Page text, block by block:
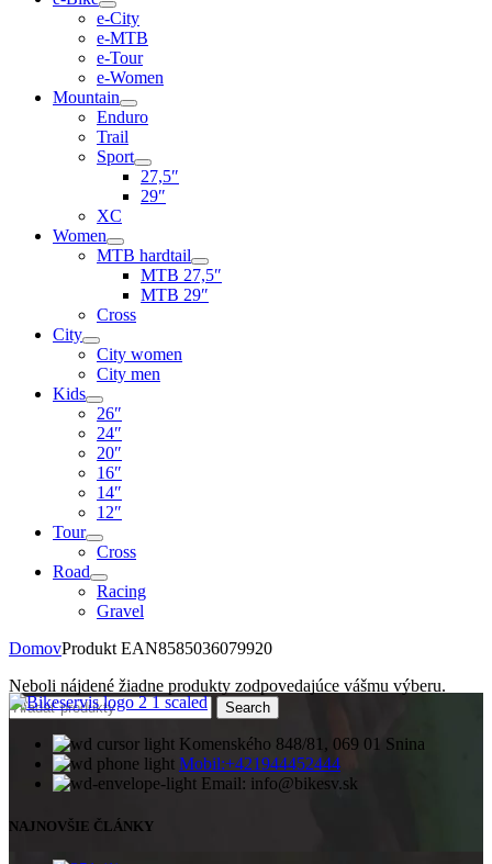
e-City
e-MTB
e-Tour
e-Women
Mountain
Enduro
Trail
Sport
27,5″
29″
XC
Women
MTB hardtail
MTB 27,5″
MTB 29″
Cross
City
City women
City men
Kids
26″
24″
20″
16″
14″
12″
Tour
Cross
Road
Racing
Gravel
DomovProdukt EAN8585036079920
Neboli nájdené žiadne produkty zodpovedajúce vášmu výberu.
Search
Komenského 848/81, 069 01 Snina
Mobil:+421944452444
Email: info@bikesv.sk
NAJNOVŠIE ČLÁNKY